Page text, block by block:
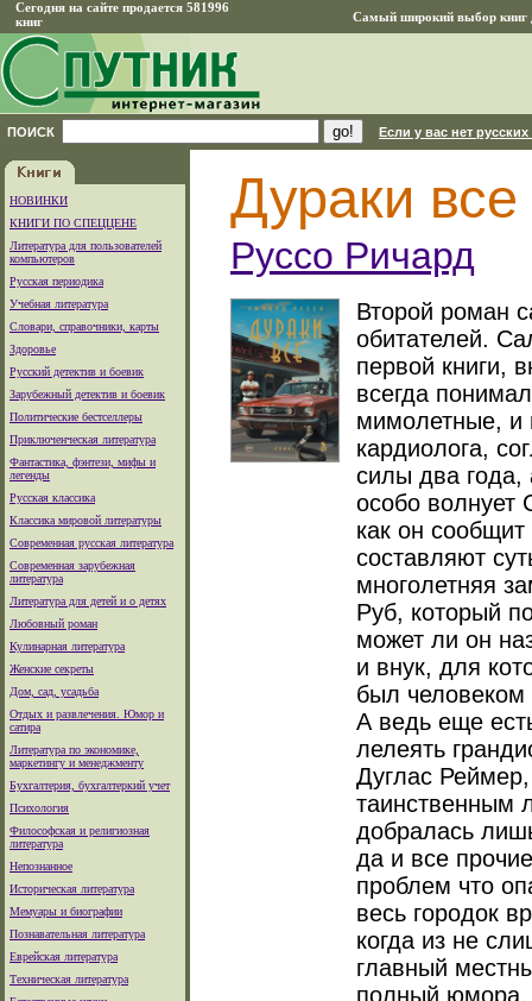
Сегодня на сайте продается 581996
книг
Самый широкий выбор книг
ПОИСК Если у вас нет
НОВИНКИ
КНИГИ ПО СПЕЦЦЕНЕ
Литература для пользователей
компьютеров
Русская периодика
Учебная литература
Словари, справочники, карты
Здоровье
Русский детектив и боевик
Зарубежный детектив и боевик
Политические бестселлеры
Приключенческая литература
Фантастика, фэнтези, мифы и
легенды
Русская классика
Классика мировой литературы
Современная русская литература
Современная зарубежная
литература
Литература для детей и о детях
Любовный роман
Кулинарная литература
Женские секреты
Дом, сад, усадьба
Отдых и развлечения. Юмор и
сатира
Литература по экономике,
маркетингу и менеджменту
Бухгалтерия, бухгалтеркий учет
Психология
Философская и религиозная
литература
Непознанное
Историческая литература
Мемуары и биографии
Познавательная литература
Еврейская литература
Техническая литература
Дураки все
Руссо Ричард
Второй роман
обитателей.
первой книги,
всегда
мимолетные, и
кардиолога,
силы два года,
особо волнует
как он
составляют
многолетняя
Руб, который
может ли он
и внук, для
был
А ведь еще
лелеять
Дуглас Реймер,
таинственным
добралась
да и все
проблем что
весь городок
когда из не
главный
полный юмора,